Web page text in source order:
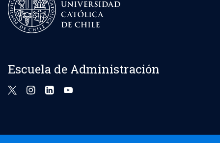
Escuela de Administración